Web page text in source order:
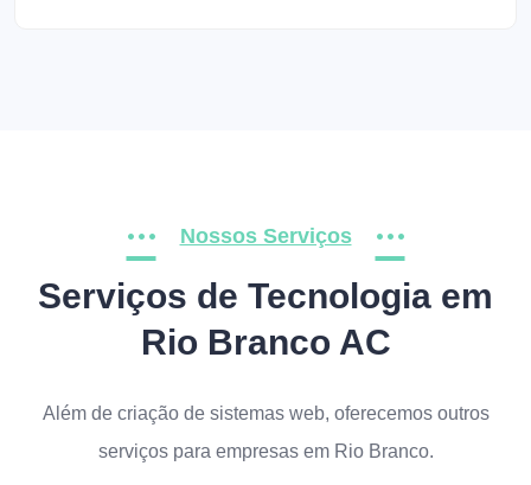
Nossos Serviços
Serviços de Tecnologia em
Rio Branco AC
Além de criação de sistemas web, oferecemos outros
serviços para empresas em Rio Branco.